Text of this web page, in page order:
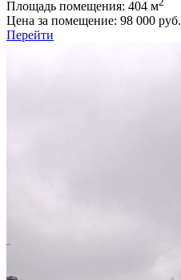
Площадь помещения: 404 м
Цена за помещение: 98 000 руб.
Перейти